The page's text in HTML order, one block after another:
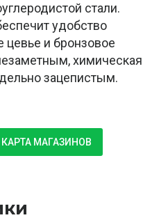
стали.
удобство
цевье и бронзовое
химическая
зацепистым.
КАРТА МАГАЗИНОВ